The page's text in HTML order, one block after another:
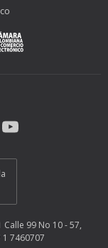
Calle 99 No 10 - 57,
7460707